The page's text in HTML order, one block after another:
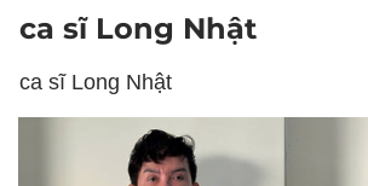
ca sĩ Long Nhật
ca sĩ Long Nhật